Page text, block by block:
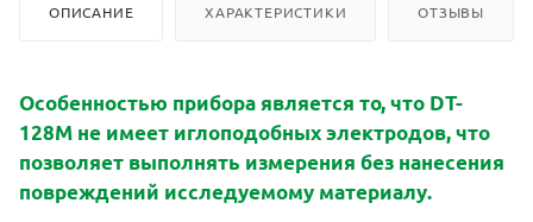
ОПИСАНИЕ ХАРАКТЕРИСТИКИ ОТЗЫВЫ
Особенностью прибора является то, что DT-
128М не имеет иглоподобных электродов, что
позволяет выполнять измерения без нанесения
повреждений исследуемому материалу.